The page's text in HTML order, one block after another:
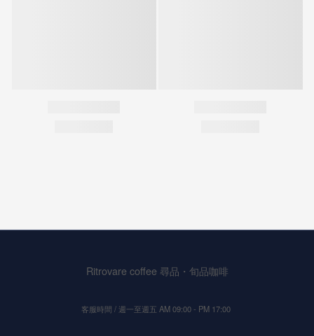
Ritrovare coffee 尋品・旬品咖啡
客服時間 / 週一至週五 AM 09:00 - PM 17:00